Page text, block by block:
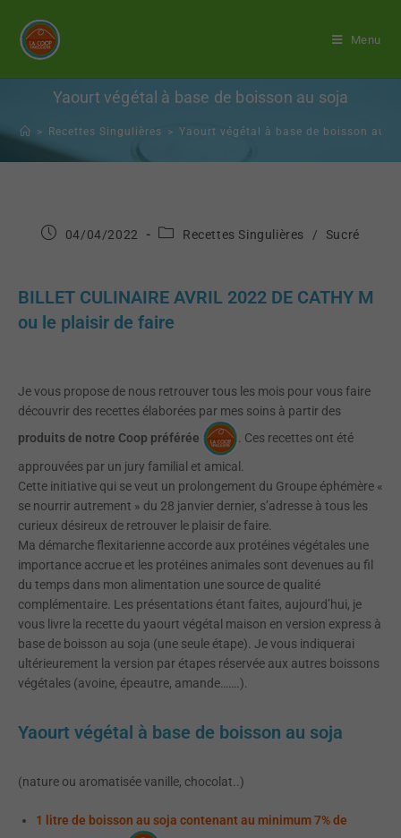
Menu
Yaourt végétal à base de boisson au soja
> Recettes Singulières > Yaourt végétal à base de boisson au
04/04/2022 Recettes Singulières / Sucré
BILLET CULINAIRE AVRIL 2022 DE CATHY M
ou le plaisir de faire
Je vous propose de nous retrouver tous les mois pour vous faire
découvrir des recettes élaborées par mes soins à partir des
produits de notre Coop préférée
. Ces recettes ont été
approuvées par un jury familial et amical.
Cette initiative qui se veut un prolongement du Groupe éphémère «
se nourrir autrement » du 28 janvier dernier, s’adresse à tous les
curieux désireux de retrouver le plaisir de faire.
Ma démarche flexitarienne accorde aux protéines végétales une
importance accrue et les protéines animales sont devenues au fil
du temps dans mon alimentation une source de qualité
complémentaire. Les présentations étant faites, aujourd’hui, je
vous livre la recette du yaourt végétal maison en version express à
base de boisson au soja (une seule étape). Je vous indiquerai
ultérieurement la version par étapes réservée aux autres boissons
végétales (avoine, épeautre, amande…….).
Yaourt végétal à base de boisson au soja
(nature ou aromatisée vanille, chocolat..)
1 litre de boisson au soja contenant au minimum 7% de